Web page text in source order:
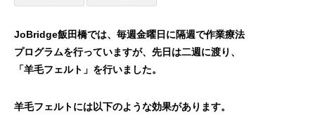
利用者の声
働き続けるための土台 全力禁止のススメ
JoBridge飯田橋では、毎週金曜日に隔週で作業療法
プログラムを行っていますが、先日は二週に渡り、
「羊毛フェルト」を行いました。
羊毛フェルトには以下のような効果があります。